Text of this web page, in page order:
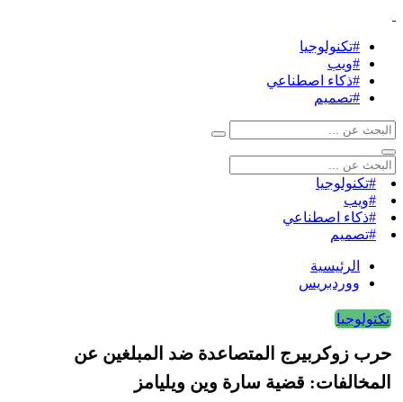
#تكنولوجيا
#ويب
#ذكاء اصطناعي
#تصميم
#تكنولوجيا
#ويب
#ذكاء اصطناعي
#تصميم
الرئيسية
ووردبريس
تكتولوجيا
حرب زوكربيرج المتصاعدة ضد المبلغين عن
المخالفات: قضية سارة وين ويليامز